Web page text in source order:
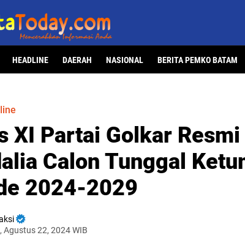
HEADLINE DAERAH NASIONAL BERITA PEMKO BATAM
XI Partai Golkar Resmi
Calon Tunggal
2024-2029
Agustus 22, 2024 WIB